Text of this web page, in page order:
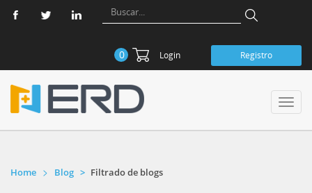
0 Login Registro
Home Blog Filtrado de blogs